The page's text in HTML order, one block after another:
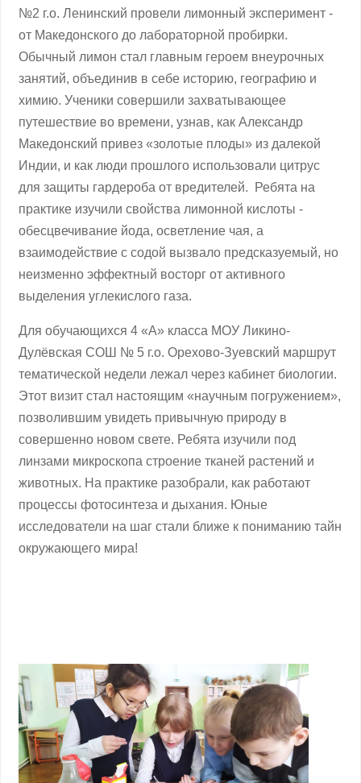
№2 г.о. Ленинский провели лимонный эксперимент -
от Македонского до лабораторной пробирки.
Обычный лимон стал главным героем внеурочных
занятий, объединив в себе историю, географию и
химию. Ученики совершили захватывающее
путешествие во времени, узнав, как Александр
Македонский привез «золотые плоды» из далекой
Индии, и как люди прошлого использовали цитрус
для защиты гардероба от вредителей. Ребята на
практике изучили свойства лимонной кислоты -
обесцвечивание йода, осветление чая, а
взаимодействие с содой вызвало предсказуемый, но
неизменно эффектный восторг от активного
выделения углекислого газа.
Для обучающихся 4 «А» класса МОУ Ликино-
Дулёвская СОШ № 5 г.о. Орехово-Зуевский маршрут
тематической недели лежал через кабинет биологии.
Этот визит стал настоящим «научным погружением»,
позволившим увидеть привычную природу в
совершенно новом свете. Ребята изучили под
линзами микроскопа строение тканей растений и
животных. На практике разобрали, как работают
процессы фотосинтеза и дыхания. Юные
исследователи на шаг стали ближе к пониманию тайн
окружающего мира!